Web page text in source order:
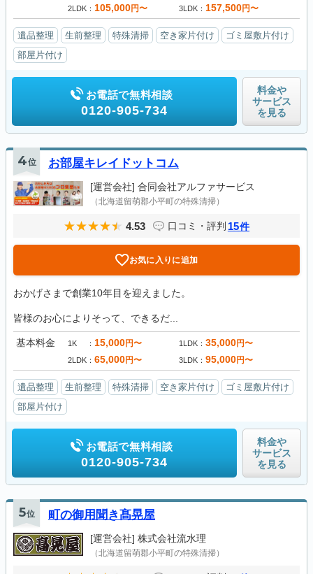
2LDK 105,000円〜 3LDK 157,500円〜
遺品整理 生前整理 特殊清掃 空き家片付け
ゴミ屋敷片付け
部屋片付け
お電話で無料相談
0120-905-734
料金や
サービス
を見る
4位 お部屋キレイドットコム
[運営会社] 合同会社アルファサービス
（北海道留萌郡小平町の特殊清掃）
4.53 口コミ・評判 15件
お気に入りに追加
おかげさまで創業10年目を迎えました。
皆様のお心によりそって、できるだ...
基本料金 1K 15,000円〜 1LDK 35,000円〜
2LDK 65,000円〜 3LDK 95,000円〜
遺品整理 生前整理 特殊清掃 空き家片付け
ゴミ屋敷片付け
部屋片付け
お電話で無料相談
0120-905-734
料金や
サービス
を見る
5位 町の御用聞き髙晃屋
[運営会社] 株式会社流水理
（北海道留萌郡小平町の特殊清掃）